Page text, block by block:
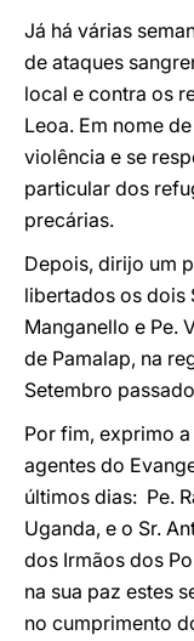
Já há várias
de ataques
local e contra os
Leoa. Em nome
violência e se
particular dos
precárias.
Depois, dirijo um
libertados os dois
Manganello e Pe.
de Pamalap, na
Setembro
Por fim, exprimo
agentes do
últimos dias: Pe.
Uganda, e o Sr.
dos Irmãos dos
na sua paz estes
no cumprimento